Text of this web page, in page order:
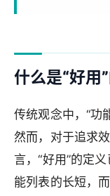
什么是“好用
传统观念中，“功
然而，对于追求
言，“好用”的定
能列表的长短，